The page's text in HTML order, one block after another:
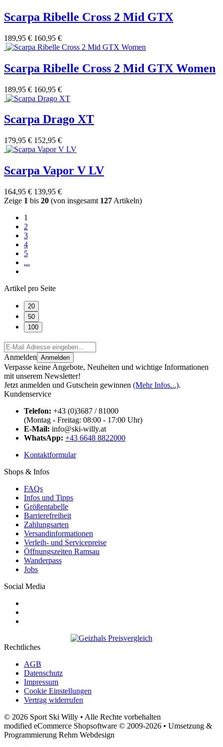
Scarpa Ribelle Cross 2 Mid GTX
189,95 € 160,95 €
Scarpa Ribelle Cross 2 Mid GTX Women
189,95 € 160,95 €
Scarpa Drago XT
179,95 € 152,95 €
Scarpa Vapor V LV
164,95 € 139,95 €
Zeige 1 bis 20 (von insgesamt 127 Artikeln)
1
2
3
4
5
...
Artikel pro Seite
20
50
100
Anmelden Anmelden
Verpasse keine Angebote, Neuheiten und wichtige Informationen
mit unserem Newsletter!
Jetzt anmelden und Gutschein gewinnen (Mehr Infos...).
Kundenservice
Telefon: +43 (0)3687 / 81000
(Montag - Freitag: 08:00 - 17:00 Uhr)
E-Mail: info@ski-willy.at
WhatsApp: +43 6648 8822000
Kontaktformular
Shops & Infos
FAQs
Infos und Tipps
Größentabelle
Barrierefreiheit
Zahlungsarten
Versandinformationen
Verleih- und Servicepreise
Öffnungszeiten Ramsau
Wanderpass
Jobs
Social Media
Rechtliches
AGB
Datenschutz
Impressum
Cookie Einstellungen
Vertrag widerrufen
© 2026 Sport Ski Willy • Alle Rechte vorbehalten
modified eCommerce Shopsoftware © 2009-2026 • Umsetzung &
Programmierung Rehm Webdesign